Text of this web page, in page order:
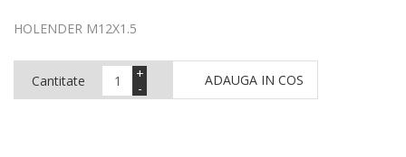
HOLENDER M12X1.5
Cantitate -
+ ADAUGA IN COS